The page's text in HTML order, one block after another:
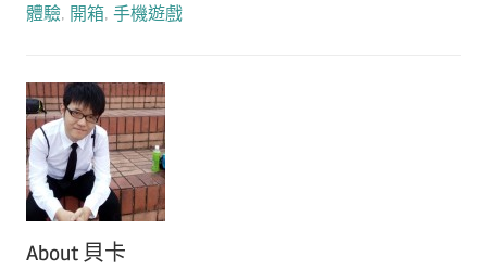
體驗, 開箱, 手機遊戲
About 貝卡